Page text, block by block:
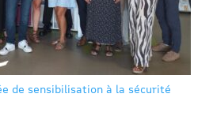
de sensibilisation à la sécurité